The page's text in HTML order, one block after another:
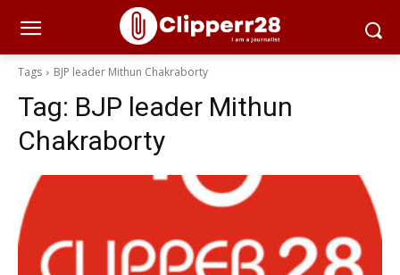
Tags BJP leader Mithun Chakraborty
Tag: BJP leader Mithun
Chakraborty